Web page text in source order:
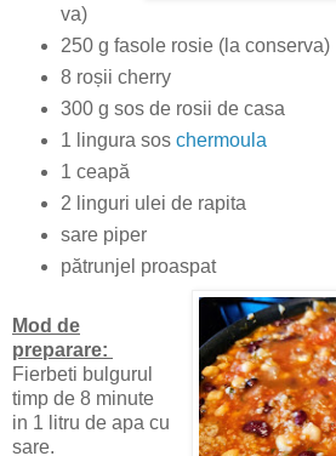
va)
250 g fasole rosie (la conserva)
8 roșii cherry
300 g sos de rosii de casa
1 lingura sos chermoula
1 ceapă
2 linguri ulei de rapita
sare piper
pătrunjel proaspat
Mod de
preparare:
Fierbeti bulgurul
timp de 8 minute
in 1 litru de apa cu
sare.